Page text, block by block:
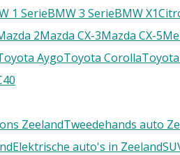
1 SerieBMW 3 SerieBMW X1
2Mazda CX-3Mazda CX-5
AygoToyota Corolla
ZeelandTweedehands auto
Elektrische auto's in Zeeland